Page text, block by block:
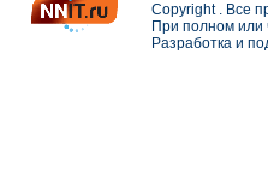
Copyright . Все
При полном или
Разработка и